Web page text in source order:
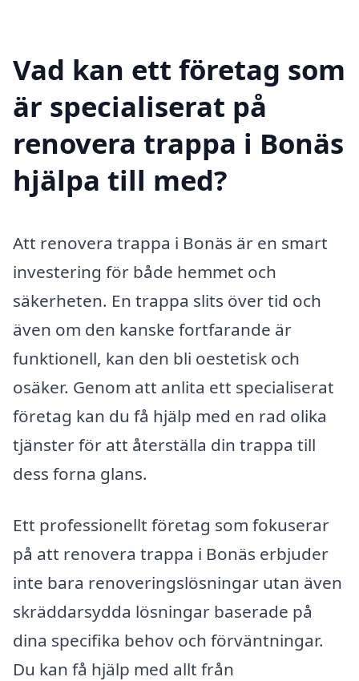
Vad kan ett företag som
är specialiserat på
renovera trappa i Bonäs
hjälpa till med?
Att renovera trappa i Bonäs är en smart
investering för både hemmet och
säkerheten. En trappa slits över tid och
även om den kanske fortfarande är
funktionell, kan den bli oestetisk och
osäker. Genom att anlita ett specialiserat
företag kan du få hjälp med en rad olika
tjänster för att återställa din trappa till
dess forna glans.
Ett professionellt företag som fokuserar
på att renovera trappa i Bonäs erbjuder
inte bara renoveringslösningar utan även
skräddarsydda lösningar baserade på
dina specifika behov och förväntningar.
Du kan få hjälp med allt från